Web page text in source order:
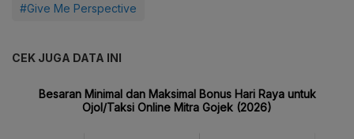
#Give Me Perspective
CEK JUGA DATA INI